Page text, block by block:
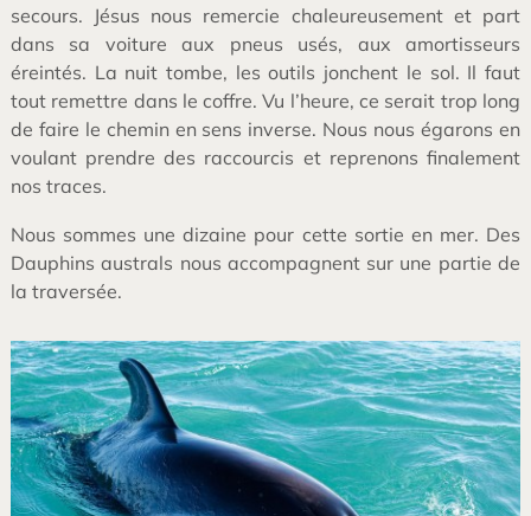
secours. Jésus nous remercie chaleureusement et part
dans sa voiture aux pneus usés, aux amortisseurs
éreintés. La nuit tombe, les outils jonchent le sol. Il faut
tout remettre dans le coffre. Vu l’heure, ce serait trop long
de faire le chemin en sens inverse. Nous nous égarons en
voulant prendre des raccourcis et reprenons finalement
nos traces.
Nous sommes une dizaine pour cette sortie en mer. Des
Dauphins australs nous accompagnent sur une partie de
la traversée.